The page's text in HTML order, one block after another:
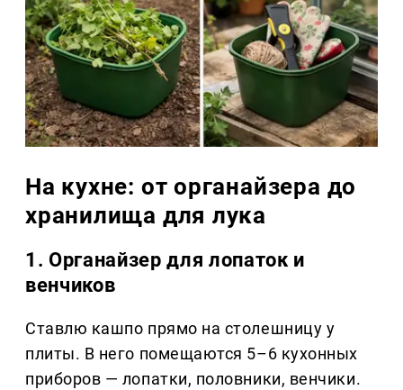
На кухне: от органайзера до
хранилища для лука
1. Органайзер для лопаток и
венчиков
Ставлю кашпо прямо на столешницу у
плиты. В него помещаются 5–6 кухонных
приборов — лопатки, половники, венчики.